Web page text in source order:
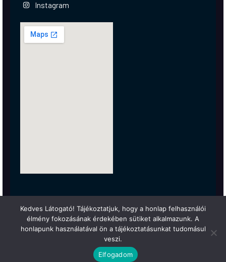
Instagram
Kedves Látogató! Tájékoztatjuk, hogy a honlap felhasználói
élmény fokozásának érdekében sütiket alkalmazunk. A
honlapunk használatával ön a tájékoztatásunkat tudomásul
veszi.
Elfogadom